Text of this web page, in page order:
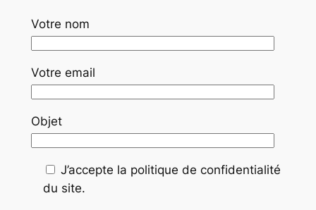
Votre nom
Votre email
Objet
J’accepte la politique de confidentialité
du site.